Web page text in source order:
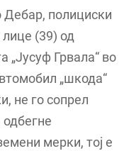
Дебар, полициски
(39) од
„Јусуф Грвала“ во
„шкода“
не го сопрел
одбегне
мерки, тој е